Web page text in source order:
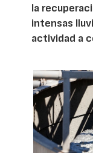
la
intensas
actividad a